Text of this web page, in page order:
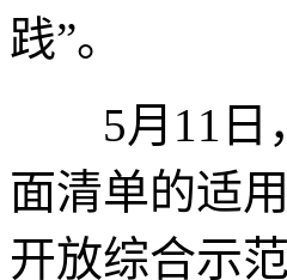
践”。
5月11日
面清单的适
开放综合示